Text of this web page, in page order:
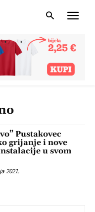
Pustakovec
grijanje i nove
u svom
2021.